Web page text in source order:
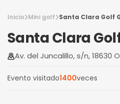
Inicio Mini golf Santa Clara Golf
Santa Clara
Av. del Juncalillo, s/n, 18630
Evento visitado1400veces